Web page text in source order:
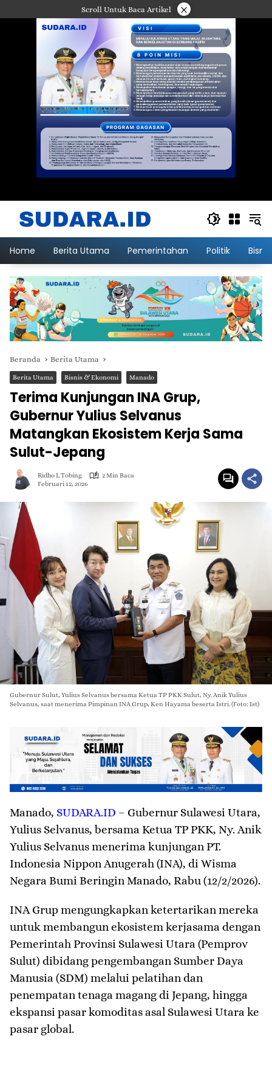
ke
Scroll Untuk Baca Artikel ×
Home Berita Utama Pemerintahan Politik
Beranda Berita Utama
Berita Utama Bisnis & Ekonomi Manado
Terima Kunjungan INA Grup,
Gubernur Yulius Selvanus
Matangkan Ekosistem Kerja Sama
Sulut-Jepang
Ridho L Tobing
2 Min Baca
Februari 12, 2026
Gubernur Sulut, Yulius Selvanus bersama Ketua TP PKK Sulut, Ny. Anik Yulius
Selvanus, saat menerima Pimpinan INA Grup, Ken Hayama beserta Istri. (Foto: Ist)
Manado, SUDARA.ID – Gubernur Sulawesi Utara,
Yulius Selvanus, bersama Ketua TP PKK, Ny. Anik
Yulius Selvanus menerima kunjungan PT.
Indonesia Nippon Anugerah (INA), di Wisma
Negara Bumi Beringin Manado, Rabu (12/2/2026).
INA Grup mengungkapkan ketertarikan mereka
untuk membangun ekosistem kerjasama dengan
Pemerintah Provinsi Sulawesi Utara (Pemprov
Sulut) dibidang pengembangan Sumber Daya
Manusia (SDM) melalui pelatihan dan
penempatan tenaga magang di Jepang, hingga
ekspansi pasar komoditas asal Sulawesi Utara ke
pasar global.